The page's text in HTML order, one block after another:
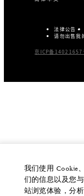
法律公告
请勿出售我
京ICP备14021657
我们使用 Cookie
们的信息以及您
站浏览体验，分